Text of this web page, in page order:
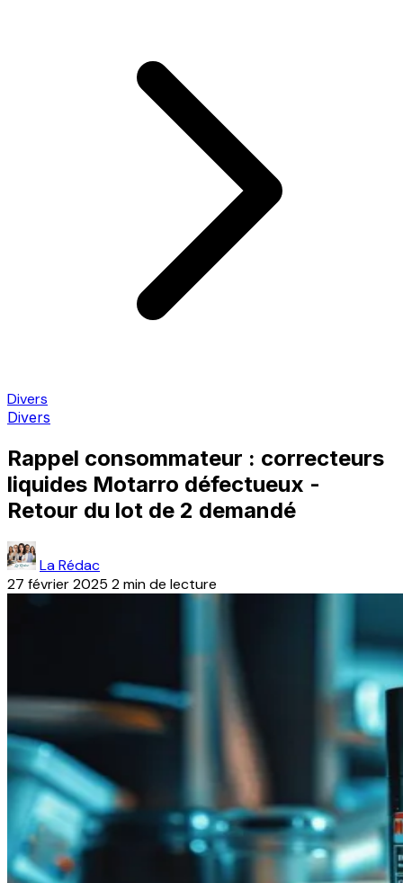
Divers
Divers
Rappel consommateur : correcteurs
liquides Motarro défectueux -
Retour du lot de 2 demandé
La Rédac
27 février 2025 2 min de lecture